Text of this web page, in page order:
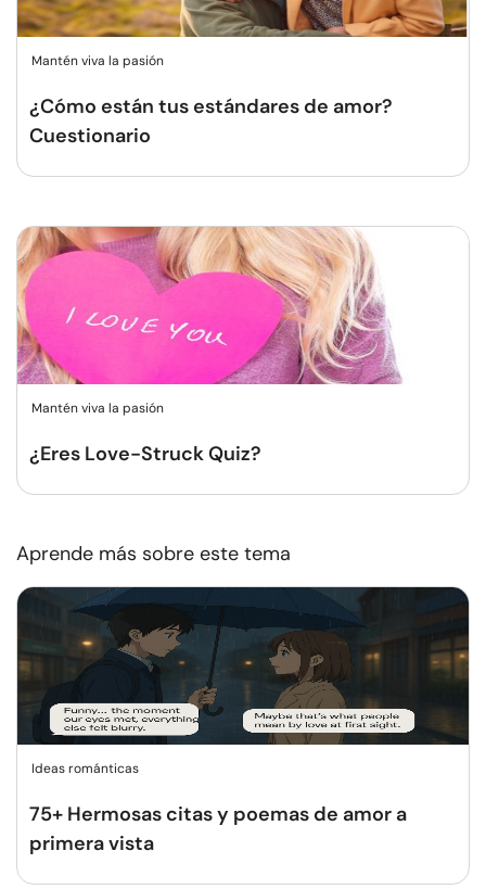
Mantén viva la pasión
¿Cómo están tus estándares de amor?
Cuestionario
Mantén viva la pasión
¿Eres Love-Struck Quiz?
Aprende más sobre este tema
Ideas románticas
75+ Hermosas citas y poemas de amor a
primera vista